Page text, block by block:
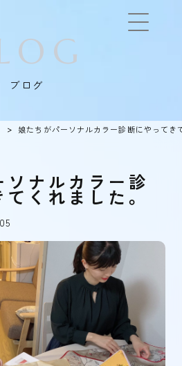
ブログ
娘たちがパーソナルカラー診断にやってき
ナルカラー診
くれました。